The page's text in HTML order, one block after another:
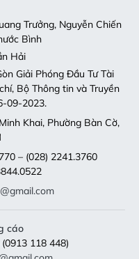
Trưởng, Nguyễn Chiến
Bình
Hải
Giải Phóng Đầu Tư Tài
Bộ Thông tin và Truyền
09-2023.
Khai, Phường Bàn Cờ,
– (028) 2241.3760
cáo
118 448)